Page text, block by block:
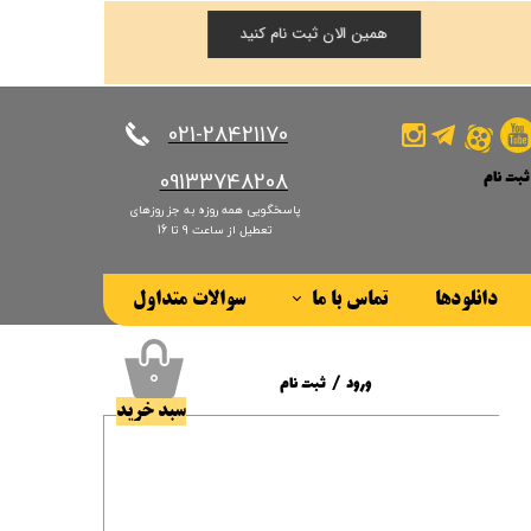
​​​​​​​021-28421170
​​​​​​​09133748208
پاسخگویی همه روزه به جز روزهای
تعطیل از ساعت 9 تا 16
دانلودها تماس با ما سوالات متداول
ثبت نام
من
واژه
همین الان ثبت نام کنید
۰
سبد خرید
ورود / ثبت نام
حساب کاربری من